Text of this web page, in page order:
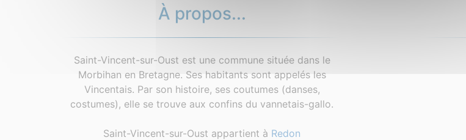
À propos...
Saint-Vincent-sur-Oust est une commune située dans le
Morbihan en Bretagne. Ses habitants sont appelés les
Vincentais. Par son histoire, ses coutumes (danses,
costumes), elle se trouve aux confins du vannetais-gallo.
Saint-Vincent-sur-Oust appartient à Redon